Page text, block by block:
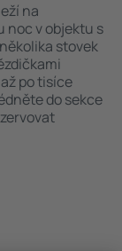
na
noc v objektu s
stovek
po tisíce
do sekce